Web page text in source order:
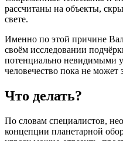
рассчитаны на объекты,
свете.
Именно по этой причине
своём исследовании
потенциально невидимыми
человечество пока не может
Что делать?
По словам специалистов,
концепции планетарной